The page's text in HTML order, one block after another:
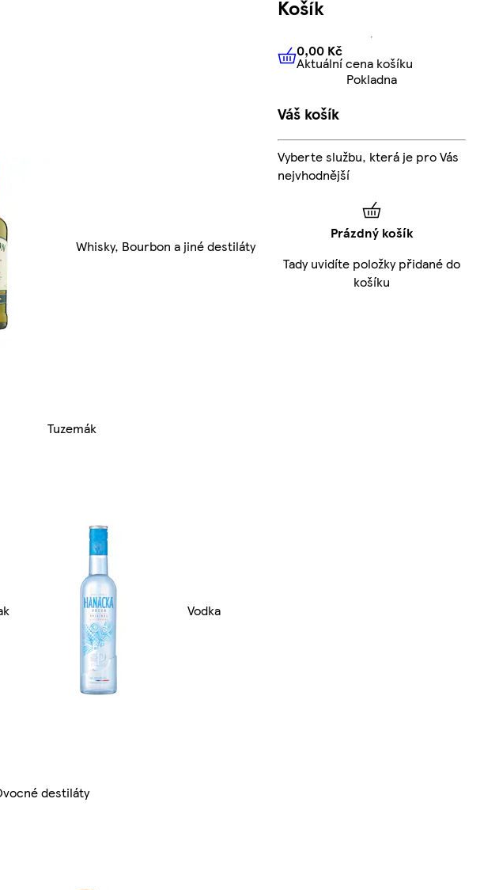
Whisky, Bourbon a jiné destiláty
Tuzemák
Vodka
destiláty
Košík
0,00 KčAktuální cena košíku
0,00 Kč
Aktuální cena košíku
Pokladna
Váš košík
Vyberte službu, která je pro Vás
nejvhodnější
Prázdný košík
Tady uvidíte položky přidané do
košíku